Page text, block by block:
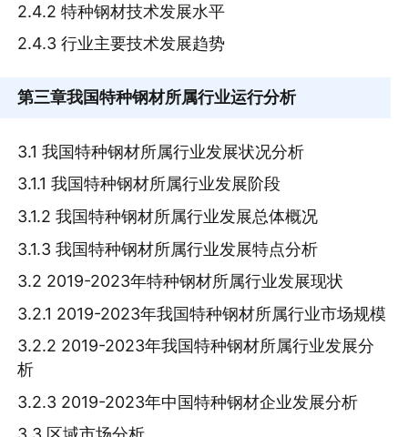
2.4.2 特种钢材技术发展水平
2.4.3 行业主要技术发展趋势
第三章我国特种钢材所属行业运行分析
3.1 我国特种钢材所属行业发展状况分析
3.1.1 我国特种钢材所属行业发展阶段
3.1.2 我国特种钢材所属行业发展总体概况
3.1.3 我国特种钢材所属行业发展特点分析
3.2 2019-2023年特种钢材所属行业发展现状
3.2.1 2019-2023年我国特种钢材所属行业市场规模
3.2.2 2019-2023年我国特种钢材所属行业发展分
析
3.2.3 2019-2023年中国特种钢材企业发展分析